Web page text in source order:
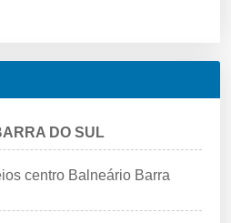
DO SUL
centro Balneário Barra